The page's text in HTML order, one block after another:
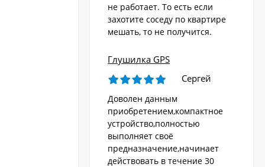
не работает. То есть если
захотите соседу по квартире
мешать, то не получится.
Глушилка GPS
Сергей
Доволен данным
приобретением,компактное
устройство,полностью
выполняет своё
предназначение,начинает
действовать в течение 30